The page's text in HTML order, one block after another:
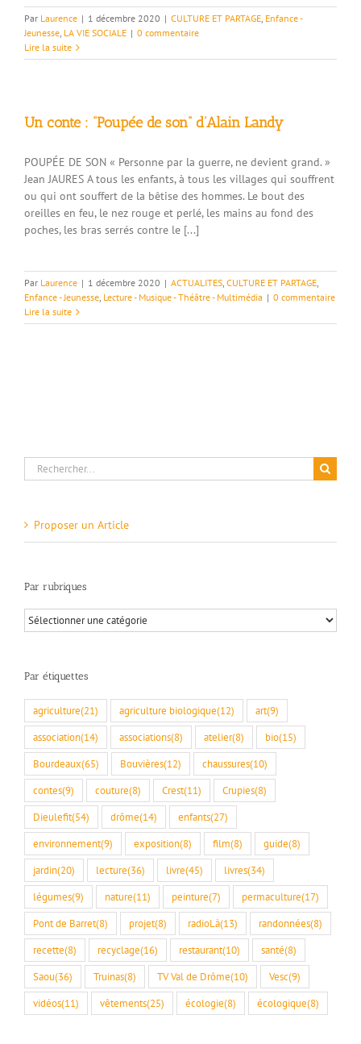
Par Laurence | 1 décembre 2020 | CULTURE ET PARTAGE, Enfance -
Jeunesse, LA VIE SOCIALE | 0 commentaire
Lire la suite
Un conte : “Poupée de son” d’Alain Landy
POUPÉE DE SON « Personne par la guerre, ne devient grand. »
Jean JAURES A tous les enfants, à tous les villages qui souffrent
ou qui ont souffert de la bêtise des hommes. Le bout des
oreilles en feu, le nez rouge et perlé, les mains au fond des
poches, les bras serrés contre le [...]
Par Laurence | 1 décembre 2020 | ACTUALITES, CULTURE ET PARTAGE,
Enfance - Jeunesse, Lecture - Musique - Théâtre - Multimédia | 0 commentaire
Lire la suite
Rechercher:
Proposer un Article
Par rubriques
Par
rubriques
Par étiquettes
agriculture(21) agriculture biologique(12) art(9)
association(14) associations(8) atelier(8) bio(15)
Bourdeaux(65) Bouvières(12) chaussures(10)
contes(9) couture(8) Crest(11) Crupies(8)
Dieulefit(54) drôme(14) enfants(27)
environnement(9) exposition(8) film(8) guide(8)
jardin(20) lecture(36) livre(45) livres(34)
légumes(9) nature(11) peinture(7) permaculture(17)
Pont de Barret(8) projet(8) radioLà(13) randonnées(8)
recette(8) recyclage(16) restaurant(10) santé(8)
Saou(36) Truinas(8) TV Val de Drôme(10) Vesc(9)
vidéos(11) vêtements(25) écologie(8) écologique(8)